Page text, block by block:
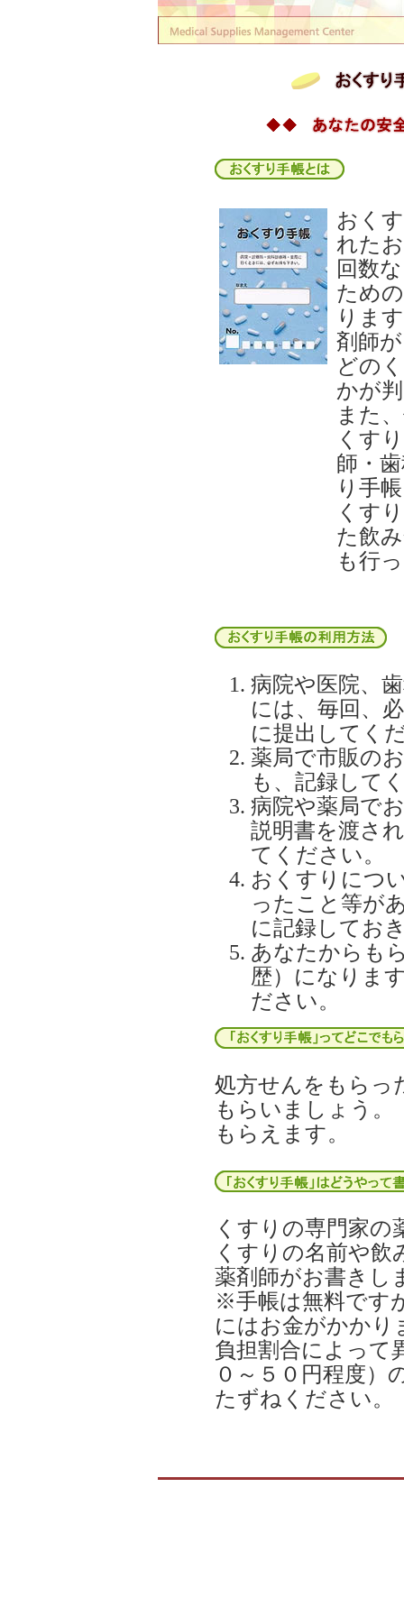
おく
れた
回数
ため
りま
剤師
どの
かが
また
くす
師・
り手
くす
た飲
も行
病院や医院、
には、毎回、
に提出してく
薬局で市販の
も、記録して
病院や薬局で
説明書を渡さ
てください。
おくすりにつ
ったこと等が
に記録してお
あなたからも
歴）になりま
ださい。
処方せんをもらっ
もらいましょう。
もらえます。
くすりの専門家の
くすりの名前や飲
薬剤師がお書きし
※手帳は無料です
にはお金がかかり
負担割合によって
０～５０円程度）
たずねください。